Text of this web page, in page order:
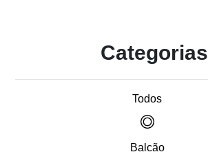
Categorias
Todos
Balcão